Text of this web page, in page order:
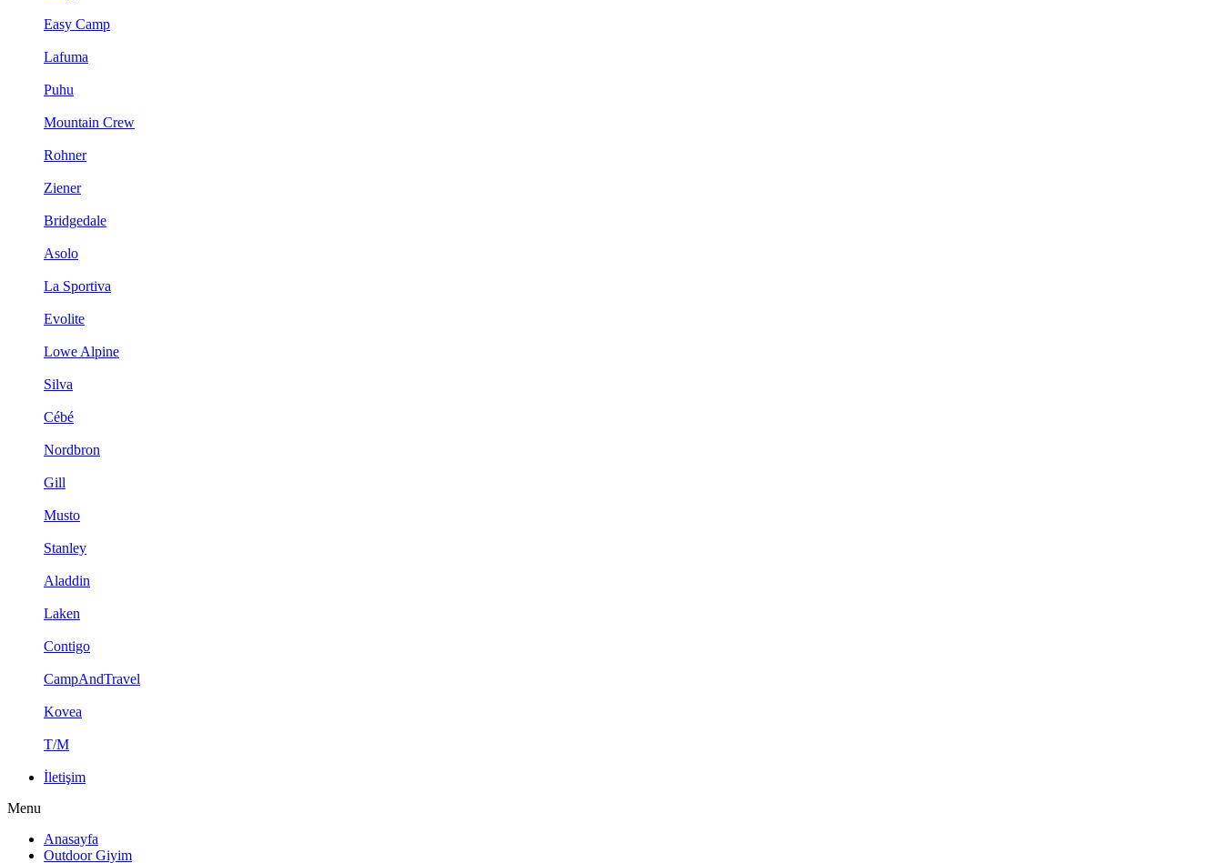
Easy Camp
Lafuma
Puhu
Mountain Crew
Rohner
Ziener
Bridgedale
Asolo
La Sportiva
Evolite
Lowe Alpine
Silva
Cébé
Nordbron
Gill
Musto
Stanley
Aladdin
Laken
Contigo
CampAndTravel
Kovea
T/M
İletişim
Menu
Anasayfa
Outdoor Giyim